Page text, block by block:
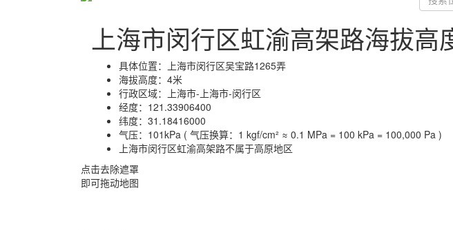
上海市闵行区虹渝高架路海拔高
具体位置：
上海市闵行区吴宝路1265弄
海拔高度： 4米
行政区域：
上海市-上海市-闵行区
经度： 121.33906400
纬度： 31.18416000
气压： 101kPa ( 气压换算：1 kgf/cm² ≈ 0.1 MPa = 100 kPa = 100,000 Pa )
上海市闵行区虹渝高架路不属于高原地区
点击去除遮罩
即可拖动地图